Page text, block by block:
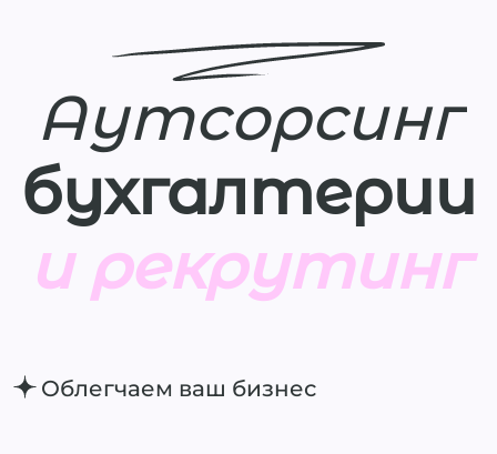
Аутсорсинг
бухгалтерии
и рекрутинг
Облегчаем ваш бизнес